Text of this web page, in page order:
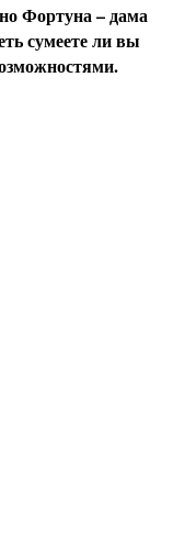
Фортуна – дама
сумеете ли вы